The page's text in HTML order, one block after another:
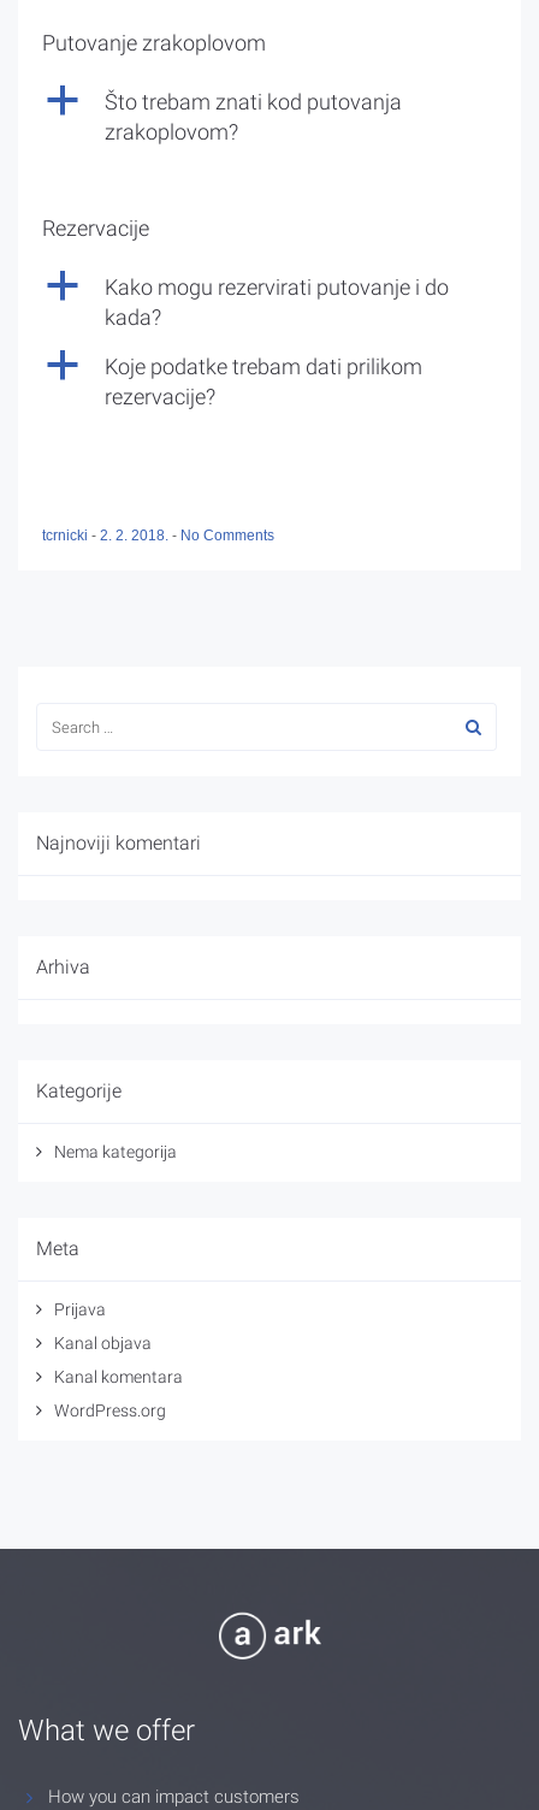
Putovanje zrakoplovom
a
Što trebam znati kod putovanja
zrakoplovom?
Rezervacije
a
Kako mogu rezervirati putovanje i do
kada?
a
Koje podatke trebam dati prilikom
rezervacije?
tcrnicki - 2. 2. 2018. - No Comments
Najnoviji komentari
Arhiva
Kategorije
Nema kategorija
Meta
Prijava
Kanal objava
Kanal komentara
WordPress.org
What we offer
How you can impact customers